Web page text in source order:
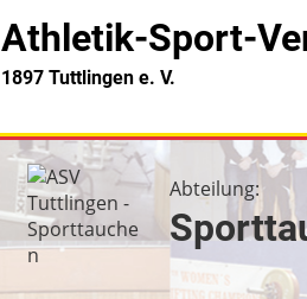
Athletik-Sport-
1897 Tuttlingen e. V.
Abteilung: